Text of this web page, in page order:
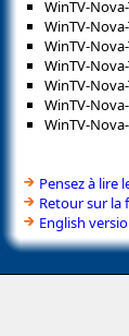
WinTV-
WinTV-
WinTV-
WinTV-
WinTV-
WinTV-
WinTV-
Pensez à lire
Retour sur la
English